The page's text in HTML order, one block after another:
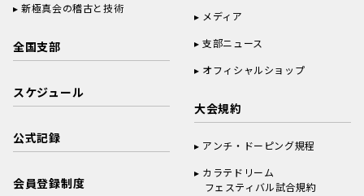
新極真会の稽古と技術
全国支部
スケジュール
公式記録
会員登録制度
メディア
支部ニュース
オフィシャルショップ
大会規約
アンチ・ドーピング規程
カラテドリーム
フェスティバル試合規約